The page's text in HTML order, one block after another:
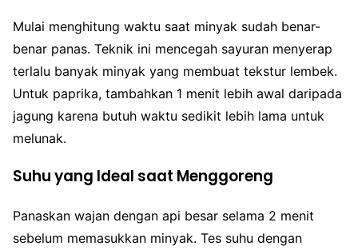
Mulai menghitung waktu saat minyak sudah benar-
benar panas. Teknik ini mencegah sayuran menyerap
terlalu banyak minyak yang membuat tekstur lembek.
Untuk paprika, tambahkan 1 menit lebih awal daripada
jagung karena butuh waktu sedikit lebih lama untuk
melunak.
Suhu yang Ideal saat Menggoreng
Panaskan wajan dengan api besar selama 2 menit
sebelum memasukkan minyak. Tes suhu dengan